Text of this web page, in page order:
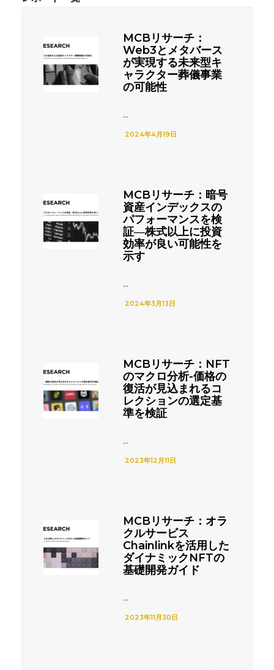
MCBリサーチ：
Web3とメタバース
が実現する未来型キ
ャラクター葬儀事業
の可能性
...
2024年4月19日
MCBリサーチ：暗号
資産インデックスの
パフォーマンスを検
証―株式以上に投資
効率が良い可能性を
示す
...
2024年3月13日
MCBリサーチ：NFT
のマクロ分析-価格の
復活が見込まれるコ
レクションの選定基
準を検証
...
2023年12月11日
MCBリサーチ：オラ
クルサービス
Chainlinkを活用した
ダイナミックNFTの
基礎開発ガイド
...
2023年11月30日